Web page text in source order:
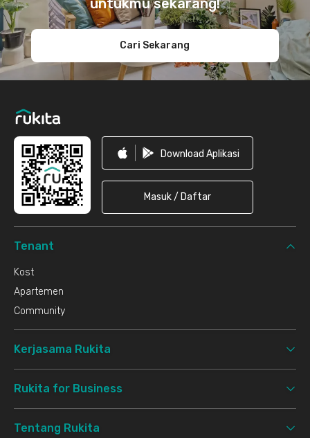
Cari Sekarang
Download Aplikasi
Masuk / Daftar
Tenant
Kost
Apartemen
Community
Kerjasama Rukita
Rukita for Business
Tentang Rukita